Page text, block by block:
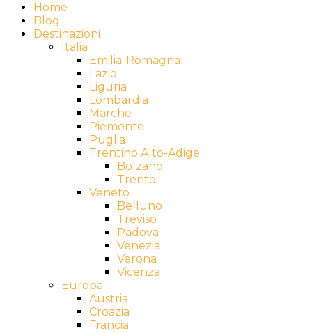
Home
Blog
Destinazioni
Italia
Emilia-Romagna
Lazio
Liguria
Lombardia
Marche
Piemonte
Puglia
Trentino Alto-Adige
Bolzano
Trento
Veneto
Belluno
Treviso
Padova
Venezia
Verona
Vicenza
Europa
Austria
Croazia
Francia